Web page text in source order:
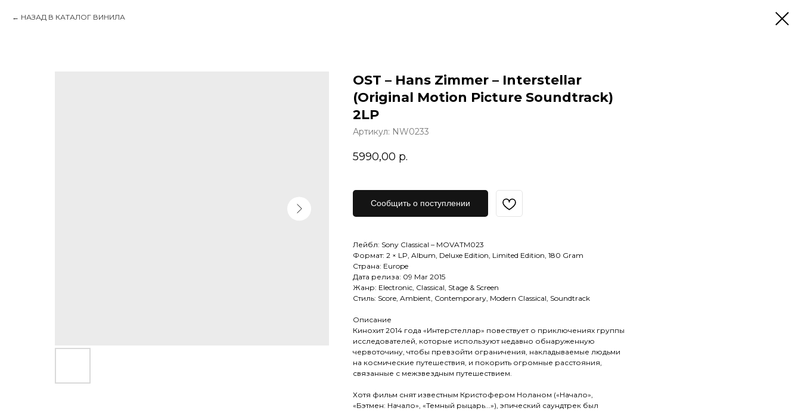
НАЗАД В КАТАЛОГ ВИНИЛА
OST – Hans Zimmer – Interstellar
(Original Motion Picture Soundtrack)
2LP
Артикул: NW0233
5990,00 р.
Сообщить о поступлении
Лейбл: Sony Classical ‎– MOVATM023
Формат: 2 × LP, Album, Deluxe Edition, Limited Edition, 180 Gram
Страна: Europe
Дата релиза: 09 Mar 2015
Жанр: Electronic, Classical, Stage & Screen
Стиль: Score, Ambient, Contemporary, Modern Classical, Soundtrack
Описание
Кинохит 2014 года «Интерстеллар» повествует о приключениях группы
исследователей, которые используют недавно обнаруженную
червоточину, чтобы превзойти ограничения, накладываемые людьми
на космические путешествия, и покорить огромные расстояния,
связанные с межзвездным путешествием.
Хотя фильм снят известным Кристофером Ноланом («Начало»,
«Бэтмен: Начало», «Темный рыцарь...»), эпический саундтрек был